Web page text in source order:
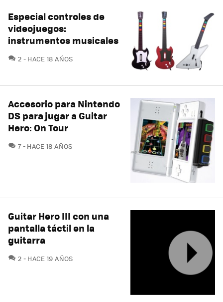
Especial controles de
videojuegos:
instrumentos musicales
2 COMENTARIOS
HACE 18 AÑOS
Accesorio para Nintendo
DS para jugar a Guitar
Hero: On Tour
7COMENTARIOS
HACE 18 AÑOS
Guitar Hero III con una
pantalla táctil en la
guitarra
2 COMENTARIOS
HACE 19 AÑOS